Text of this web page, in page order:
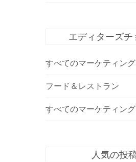
エディターズチ
すべてのマーケティン
フード＆レストラン
すべてのマーケティン
人気の投